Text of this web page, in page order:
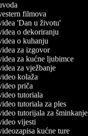
filmova
'Dan u životu'
o dekoriranju
o kuhanju
za izgovor
za kućne ljubimce
za vježbanje
kolaža
priča
tutoriala
tutoriala za ples
tutorijala za šminkanje
vijesti
kućne ture